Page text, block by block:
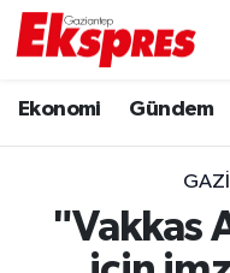
Ekonomi Gündem
"Vakkas
Ekonomi
Gaziantep son
Trafik Durumu
Puan Durumu ve